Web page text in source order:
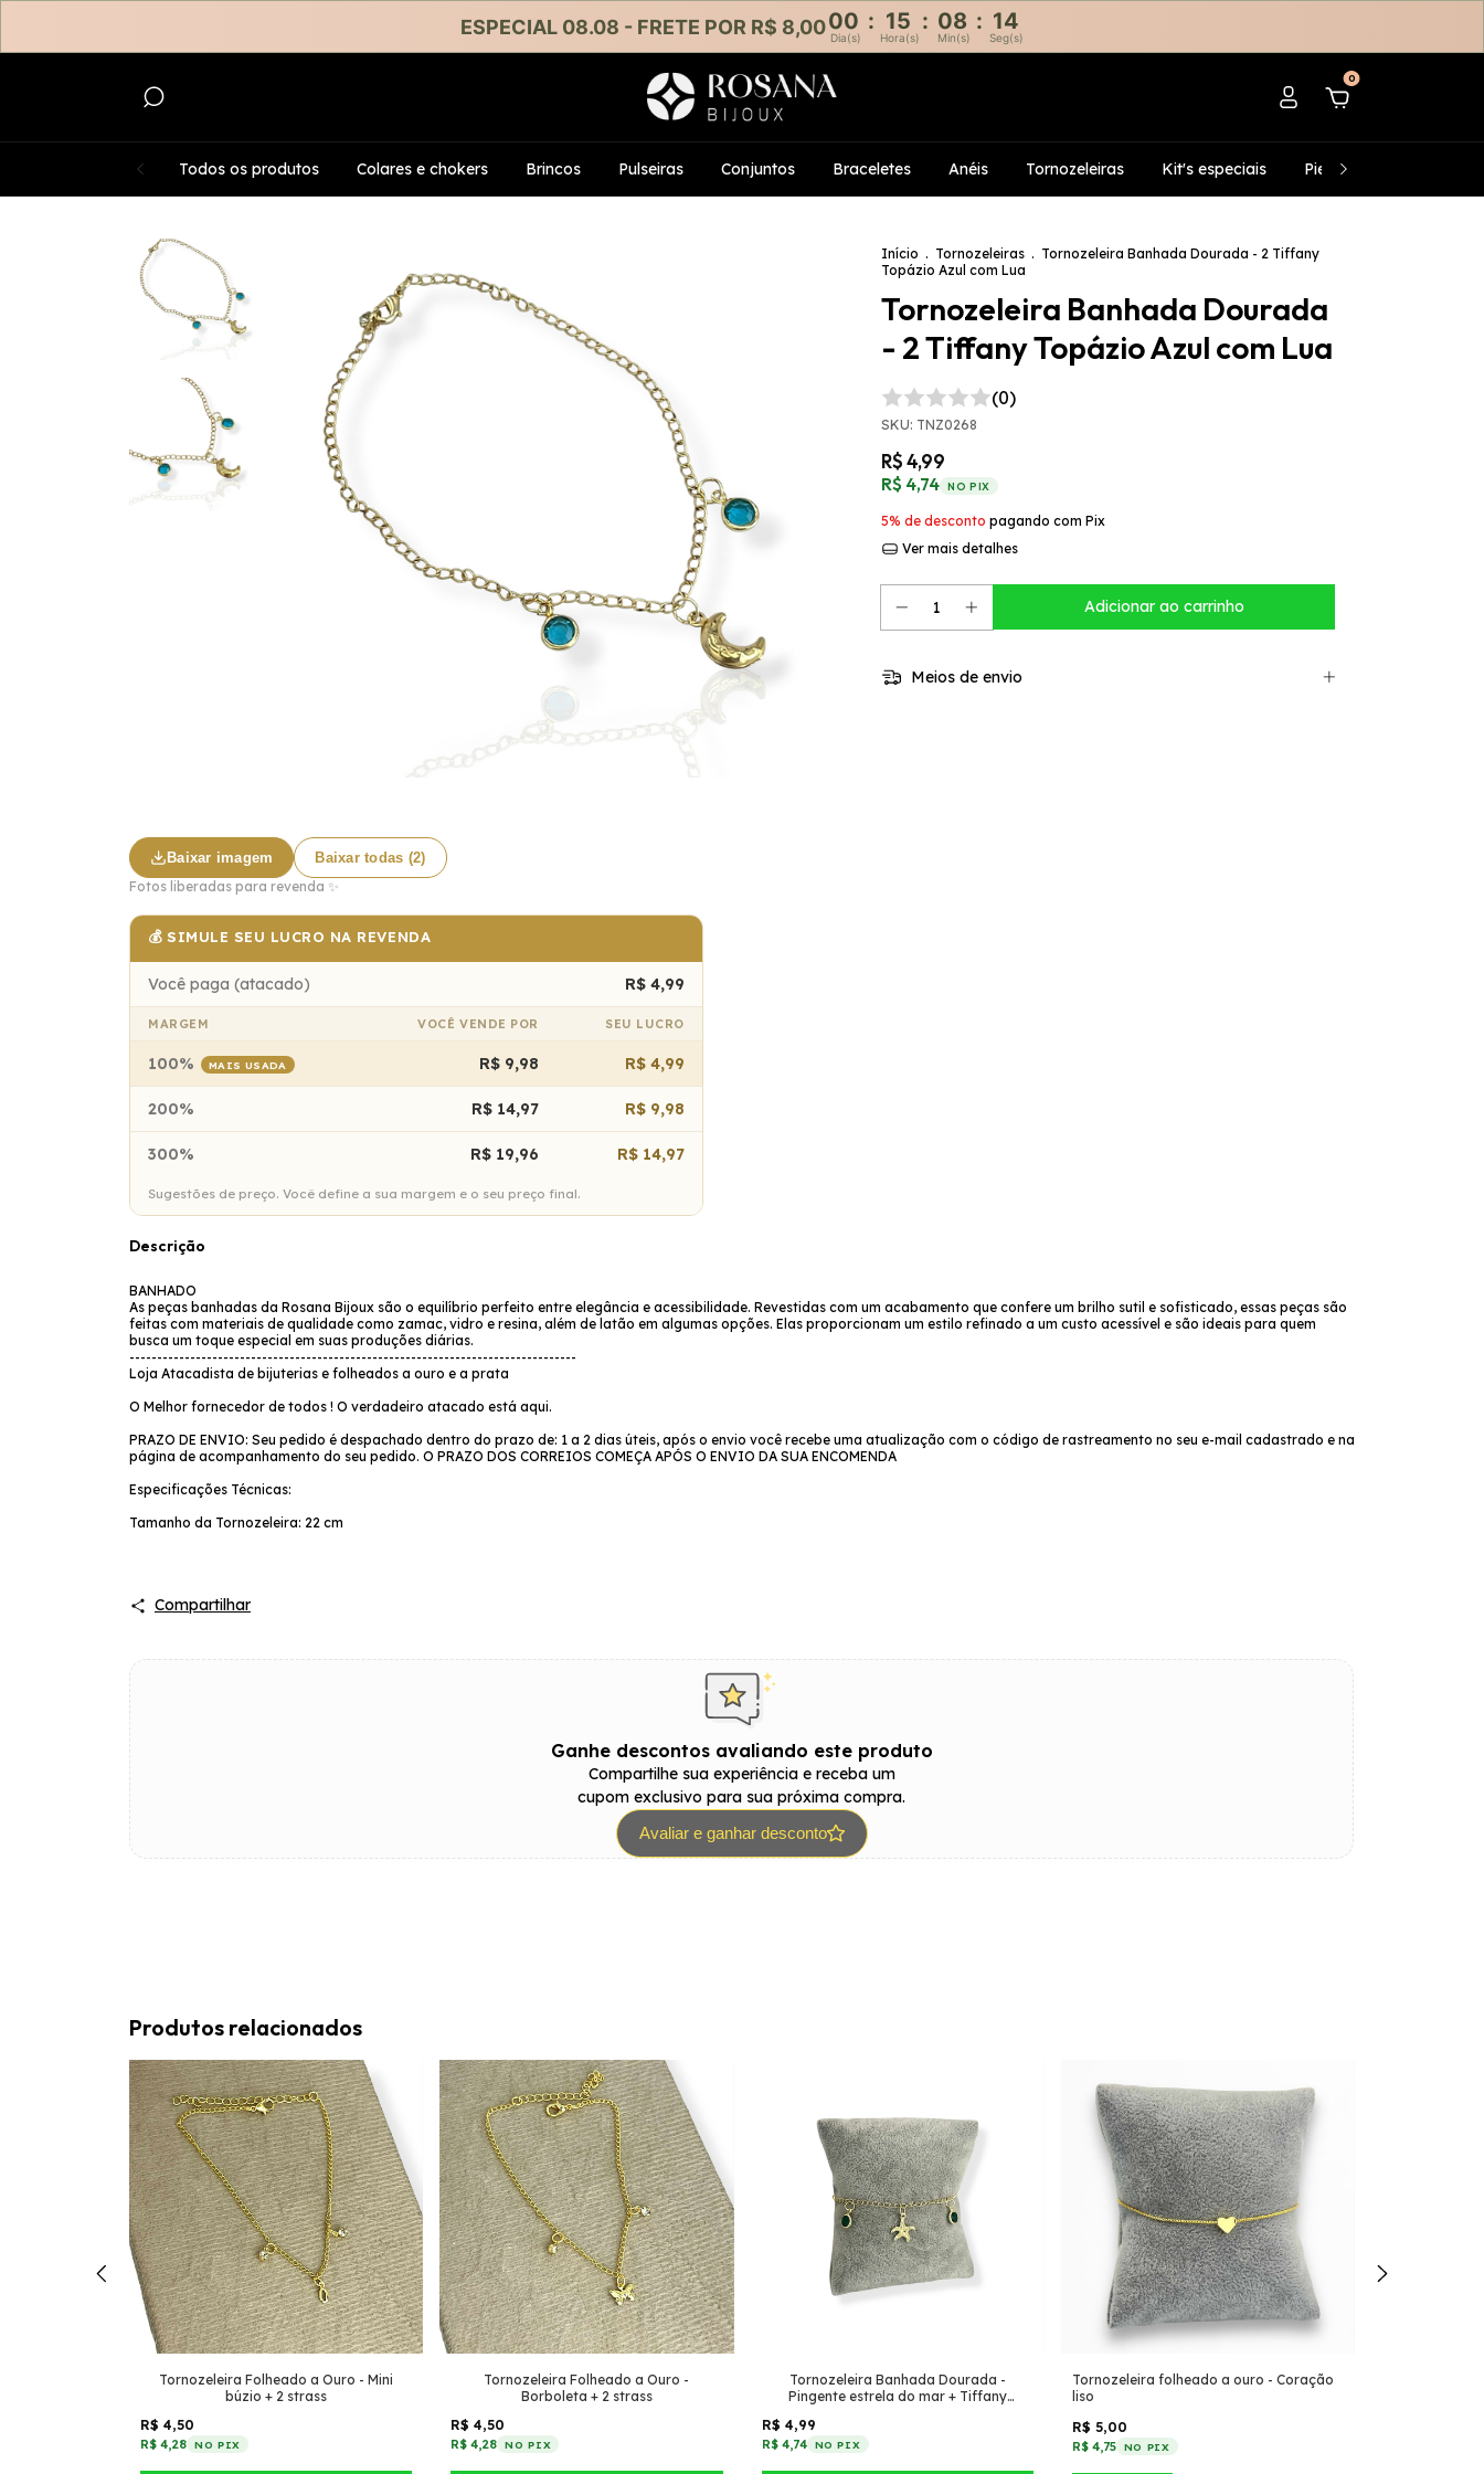
ESPECIAL 08.08 - FRETE POR R$ 8,0000 : 15 : 08 : 13
Dia(s) Hora(s) Min(s) Seg(s)
0
Todos os produtos Colares e chokers Brincos Pulseiras Conjuntos Braceletes Anéis Tornozeleiras Kit's especiais Piercing's fake
Início . Tornozeleiras . Tornozeleira Banhada Dourada - 2 Tiffany
Topázio Azul com Lua
Tornozeleira Banhada Dourada
- 2 Tiffany Topázio Azul com Lua
(0)
SKU: TNZ0268
R$ 4,99
R$ 4,74 NO PIX
5% de desconto pagando com Pix
Ver mais detalhes
Meios de envio
Baixar imagem
Baixar todas (2)
Fotos liberadas para revenda ✨
💰 SIMULE SEU LUCRO NA REVENDA
Você paga (atacado) R$ 4,99
MARGEM VOCÊ VENDE POR SEU LUCRO
100% MAIS USADA R$ 9,98 R$ 4,99
200% R$ 14,97 R$ 9,98
300% R$ 19,96 R$ 14,97
Sugestões de preço. Você define a sua margem e o seu preço final.
Descrição
BANHADO
As peças banhadas da Rosana Bijoux são o equilíbrio perfeito entre elegância e acessibilidade. Revestidas com um acabamento que confere um brilho sutil e sofisticado, essas peças são
feitas com materiais de qualidade como zamac, vidro e resina, além de latão em algumas opções. Elas proporcionam um estilo refinado a um custo acessível e são ideais para quem
busca um toque especial em suas produções diárias.
---------------------------------------------------------------------------------
Loja Atacadista de bijuterias e folheados a ouro e a prata
O Melhor fornecedor de todos ! O verdadeiro atacado está aqui.
PRAZO DE ENVIO: Seu pedido é despachado dentro do prazo de: 1 a 2 dias úteis, após o envio você recebe uma atualização com o código de rastreamento no seu e-mail cadastrado e na
página de acompanhamento do seu pedido. O PRAZO DOS CORREIOS COMEÇA APÓS O ENVIO DA SUA ENCOMENDA
Especificações Técnicas:
Tamanho da Tornozeleira: 22 cm
Compartilhar
Ganhe descontos avaliando este produto
Compartilhe sua experiência e receba um
cupom exclusivo para sua próxima compra.
Avaliar e ganhar desconto
Produtos relacionados
Tornozeleira Folheado a Ouro - Mini
búzio + 2 strass
R$ 4,50
R$ 4,28 NO PIX
Tornozeleira Folheado a Ouro -
Borboleta + 2 strass
R$ 4,50
R$ 4,28 NO PIX
Tornozeleira Banhada Dourada -
Pingente estrela do mar + Tiffany
R$ 4,99
R$ 4,74 NO PIX
Tornozeleira folheado a ouro - Coração
liso
R$ 5,00
R$ 4,75 NO PIX